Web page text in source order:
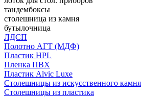
тандембоксы
столешница из камня
бутылочница
ЛДСП
Полотно АГТ (МДФ)
Пластик HPL
Пленка ПВХ
Пластик Alvic Luxe
Столешницы из искусственного камня
Столешницы из пластика